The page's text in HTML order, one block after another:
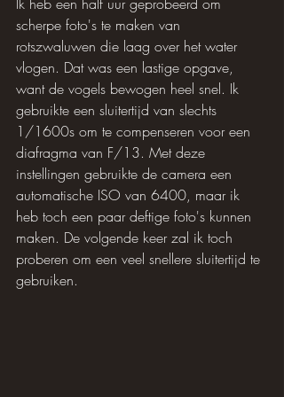
scherpe foto's te maken van
rotszwaluwen die laag over het water
vlogen. Dat was een lastige opgave,
want de vogels bewogen heel snel. Ik
gebruikte een sluitertijd van slechts
1/1600s om te compenseren voor een
diafragma van F/13. Met deze
instellingen gebruikte de camera een
automatische ISO van 6400, maar ik
heb toch een paar deftige foto's kunnen
maken. De volgende keer zal ik toch
proberen om een ​​veel snellere sluitertijd te
gebruiken.